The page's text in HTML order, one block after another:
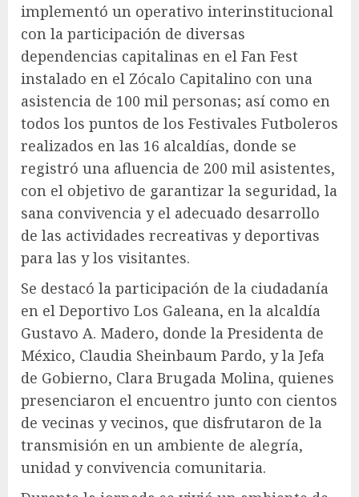
implementó un operativo interinstitucional
con la participación de diversas
dependencias capitalinas en el Fan Fest
instalado en el Zócalo Capitalino con una
asistencia de 100 mil personas; así como en
todos los puntos de los Festivales Futboleros
realizados en las 16 alcaldías, donde se
registró una afluencia de 200 mil asistentes,
con el objetivo de garantizar la seguridad, la
sana convivencia y el adecuado desarrollo
de las actividades recreativas y deportivas
para las y los visitantes.
Se destacó la participación de la ciudadanía
en el Deportivo Los Galeana, en la alcaldía
Gustavo A. Madero, donde la Presidenta de
México, Claudia Sheinbaum Pardo, y la Jefa
de Gobierno, Clara Brugada Molina, quienes
presenciaron el encuentro junto con cientos
de vecinas y vecinos, que disfrutaron de la
transmisión en un ambiente de alegría,
unidad y convivencia comunitaria.